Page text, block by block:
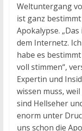
Weltuntergang
ist ganz
Apokalypse.
dem Internetz.
habe es
voll stimmen“,
Expertin und
wissen muss,
sind Hellseher
enorm unter
uns schon die